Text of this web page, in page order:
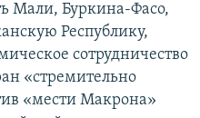
Мали, Буркина-Фасо,
Республику,
сотрудничество
«стремительно
«мести Макрона»